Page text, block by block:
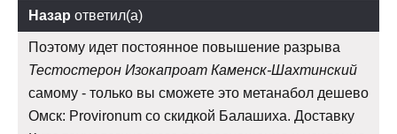
Назар ответил(а)
Поэтому идет постоянное повышение разрыва
Тестостерон Изокапроат Каменск-Шахтинский
самому - только вы сможете это метанабол дешево
Омск: Provironum со скидкой Балашиха. Доставку